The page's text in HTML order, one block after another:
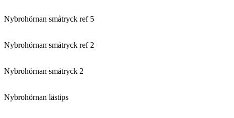
Nybrohörnan småtryck ref 5
Nybrohörnan småtryck ref 2
Nybrohörnan småtryck 2
Nybrohörnan lästips